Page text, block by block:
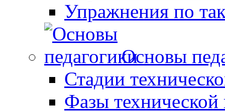
Упражнения по
Основы
Стадии
Фазы технической